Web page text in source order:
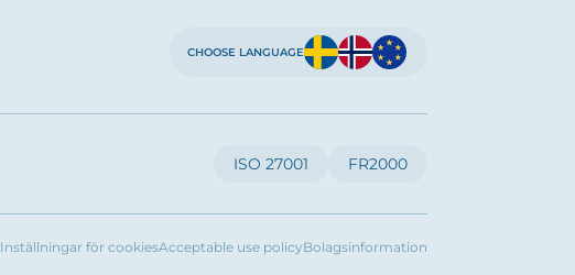
CHOOSE LANGUAGE
ISO 27001 FR2000
Inställningar för cookiesAcceptable use policyBolagsinformation